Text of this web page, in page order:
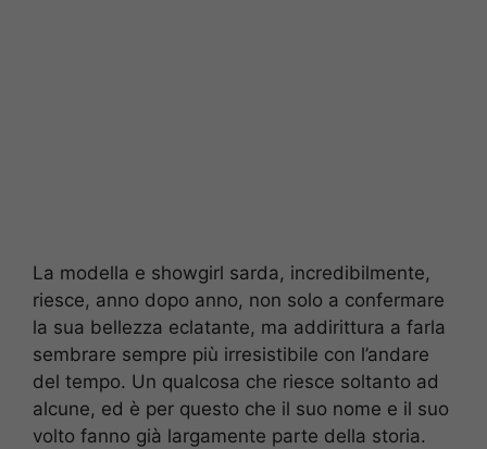
La modella e showgirl sarda, incredibilmente,
riesce, anno dopo anno, non solo a confermare
la sua bellezza eclatante, ma addirittura a farla
sembrare sempre più irresistibile con l’andare
del tempo. Un qualcosa che riesce soltanto ad
alcune, ed è per questo che il suo nome e il suo
volto fanno già largamente parte della storia.